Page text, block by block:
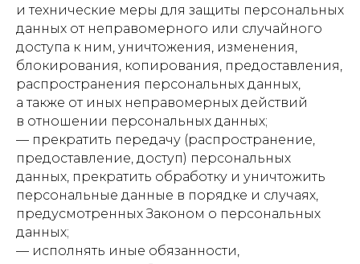
и технические меры для защиты персональных
данных от неправомерного или случайного
доступа к ним, уничтожения, изменения,
блокирования, копирования, предоставления,
распространения персональных данных,
а также от иных неправомерных действий
в отношении персональных данных;
— прекратить передачу (распространение,
предоставление, доступ) персональных
данных, прекратить обработку и уничтожить
персональные данные в порядке и случаях,
предусмотренных Законом о персональных
данных;
— исполнять иные обязанности,